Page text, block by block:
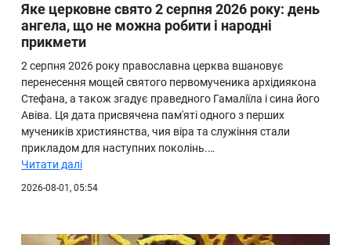
Яке церковне свято 2 серпня 2026 року: день
ангела, що не можна робити і народні
прикмети
2 серпня 2026 року православна церква вшановує
перенесення мощей святого первомученика архідиякона
Стефана, а також згадує праведного Гамаліїла і сина його
Авіва. Ця дата присвячена пам'яті одного з перших
мучеників християнства, чия віра та служіння стали
прикладом для наступних поколінь.…
Читати далі
2026-08-01, 05:54